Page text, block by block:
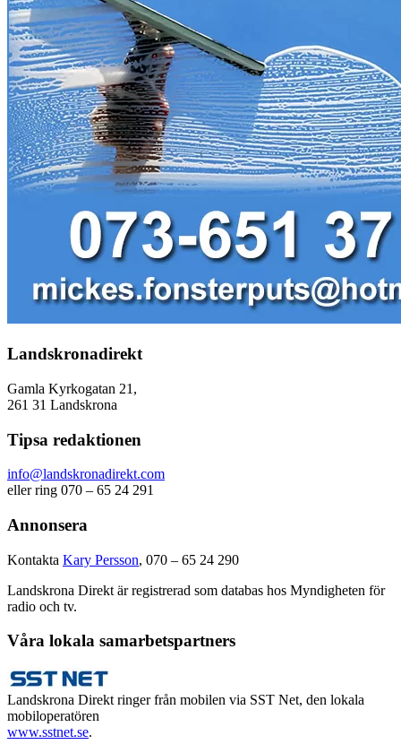
Landskronadirekt
Gamla Kyrkogatan 21,
261 31 Landskrona
Tipsa redaktionen
info@landskronadirekt.com
eller ring 070 – 65 24 291
Annonsera
Kontakta Kary Persson, 070 – 65 24 290
Landskrona Direkt är registrerad som databas hos Myndigheten för
radio och tv.
Våra lokala samarbetspartners
Landskrona Direkt ringer från mobilen via SST Net, den lokala
mobiloperatören
www.sstnet.se.